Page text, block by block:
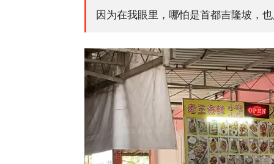
因为在我眼里，哪怕是首都吉隆坡，